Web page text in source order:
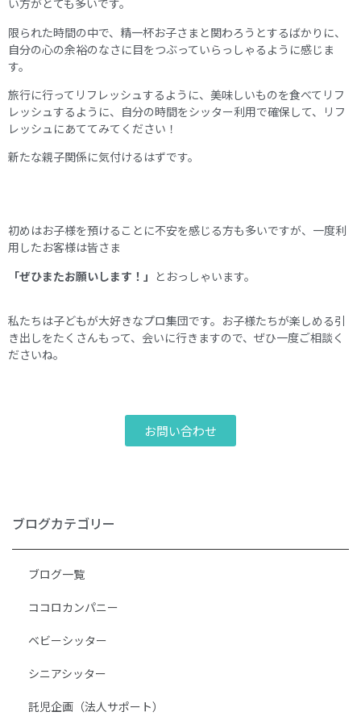
い方がとても多いです。
限られた時間の中で、精一杯お子さまと関わろうとするばかりに、
自分の心の余裕のなさに目をつぶっていらっしゃるように感じま
す。
旅行に行ってリフレッシュするように、美味しいものを食べてリフ
レッシュするように、自分の時間をシッター利用で確保して、リフ
レッシュにあててみてください！
新たな親子関係に気付けるはずです。
初めはお子様を預けることに不安を感じる方も多いですが、一度利
用したお客様は皆さま
「ぜひまたお願いします！」 とおっしゃいます。
私たちは子どもが大好きなプロ集団です。お子様たちが楽しめる引
き出しをたくさんもって、会いに行きますので、ぜひ一度ご相談く
ださいね。
お問い合わせ
ブログカテゴリー
ブログ一覧
ココロカンパニー
ベビーシッター
シニアシッター
託児企画（法人サポート）